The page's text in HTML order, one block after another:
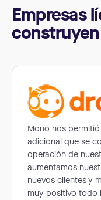
Empresas
Mono nos
adicional que se
operación de
aumentamos
nuevos clientes y
muy positivo todo